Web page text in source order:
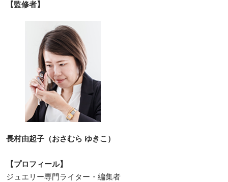
【監修者】
長村由起子（おさむら ゆきこ）
【プロフィール】
ジュエリー専門ライター・編集者